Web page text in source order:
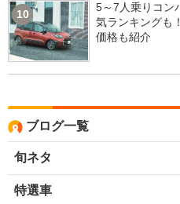
10
5～7人乗りコン
気ランキングも
価格も紹介
ブログ一覧
旬ネタ
特選車